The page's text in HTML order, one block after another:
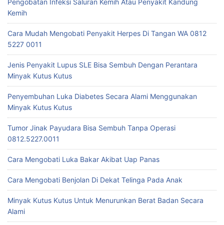
Pengobatan Infeksi Saluran Kemih Atau Penyakit Kandung
Kemih
Cara Mudah Mengobati Penyakit Herpes Di Tangan WA 0812
5227 0011
Jenis Penyakit Lupus SLE Bisa Sembuh Dengan Perantara
Minyak Kutus Kutus
Penyembuhan Luka Diabetes Secara Alami Menggunakan
Minyak Kutus Kutus
Tumor Jinak Payudara Bisa Sembuh Tanpa Operasi
0812.5227.0011
Cara Mengobati Luka Bakar Akibat Uap Panas
Cara Mengobati Benjolan Di Dekat Telinga Pada Anak
Minyak Kutus Kutus Untuk Menurunkan Berat Badan Secara
Alami